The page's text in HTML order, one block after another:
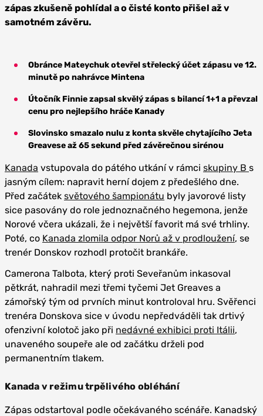
zápas zkušeně pohlídal a o čisté konto přišel až v
samotném závěru.
Obránce Mateychuk otevřel střelecký účet zápasu ve 12.
minutě po nahrávce Mintena
Útočník Finnie zapsal skvělý zápas s bilancí 1+1 a převzal
cenu pro nejlepšího hráče Kanady
Slovinsko smazalo nulu z konta skvěle chytajícího Jeta
Greavese až 65 sekund před závěrečnou sirénou
Kanada vstupovala do pátého utkání v rámci skupiny B s
jasným cílem: napravit herní dojem z předešlého dne.
Před začátek světového šampionátu byly javorové listy
sice pasovány do role jednoznačného hegemona, jenže
Norové včera ukázali, že i největší favorit má své trhliny.
Poté, co Kanada zlomila odpor Norů až v prodloužení, se
trenér Donskov rozhodl protočit brankáře.
Camerona Talbota, který proti Seveřanům inkasoval
pětkrát, nahradil mezi třemi tyčemi Jet Greaves a
zámořský tým od prvních minut kontroloval hru. Svěřenci
trenéra Donskova sice v úvodu nepředváděli tak drtivý
ofenzivní kolotoč jako při nedávné exhibici proti Itálii,
unaveného soupeře ale od začátku drželi pod
permanentním tlakem.
Kanada v režimu trpělivého obléhání
Zápas odstartoval podle očekávaného scénáře. Kanadský